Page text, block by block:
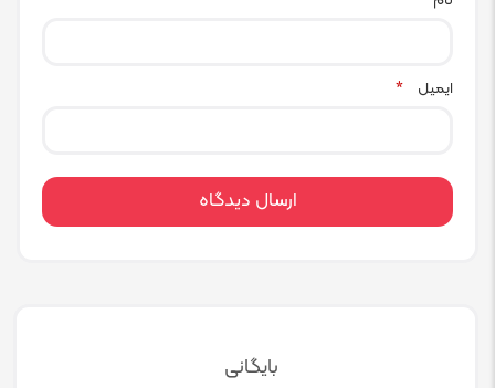
ایمیل *
بایگانی